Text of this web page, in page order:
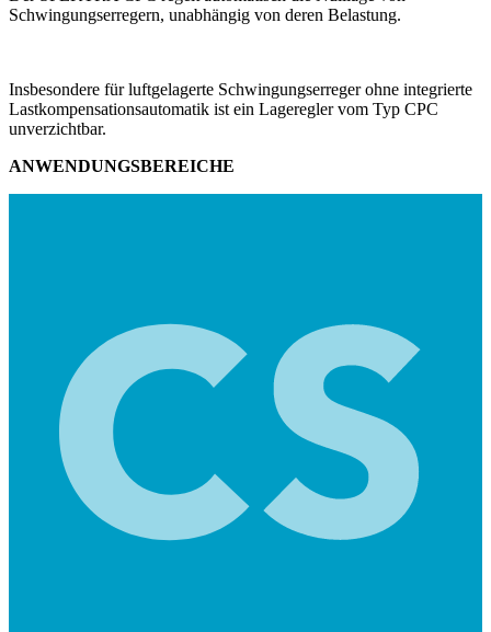
Schwingungserregern, unabhängig von deren Belastung.
Insbesondere für luftgelagerte Schwingungserreger ohne integrierte
Lastkompensationsautomatik ist ein Lageregler vom Typ CPC
unverzichtbar.
ANWENDUNGSBEREICHE